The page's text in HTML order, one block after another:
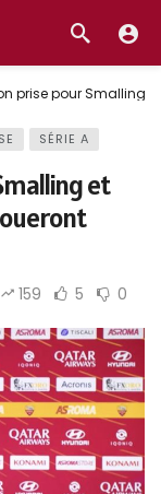
prise pour Smalling
SÉRIE A
et
159 5 0